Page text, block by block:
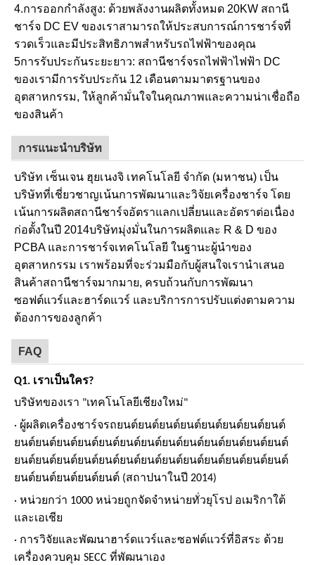
4.การออกกําลังสูง: ด้วยพลังงานผลิตทั้งหมด 20KW สถานี
ชาร์จ DC EV ของเราสามารถให้ประสบการณ์การชาร์จที่
รวดเร็วและมีประสิทธิภาพสําหรับรถไฟฟ้าของคุณ
5การรับประกันระยะยาว: สถานีชาร์จรถไฟฟ้าไฟฟ้า DC
ของเรามีการรับประกัน 12 เดือนตามมาตรฐานของ
อุตสาหกรรม, ให้ลูกค้ามั่นใจในคุณภาพและความน่าเชื่อถือ
ของสินค้า
การแนะนําบริษัท
บริษัท เซ็นเจน ฮุยเนงจิ เทคโนโลยี จํากัด (มหาชน) เป็น
บริษัทที่เชี่ยวชาญเน้นการพัฒนาและวิจัยเครื่องชาร์จ โดย
เน้นการผลิตสถานีชาร์จอัตราแลกเปลี่ยนและอัตราต่อเนื่อง
ก่อตั้งในปี 2014บริษัทมุ่งมั่นในการผลิตและ R & D ของ
PCBA และการชาร์จเทคโนโลยี ในฐานะผู้นําของ
อุตสาหกรรม เราพร้อมที่จะร่วมมือกับผู้สนใจเรานําเสนอ
สินค้าสถานีชาร์จมากมาย, ครบถ้วนกับการพัฒนา
ซอฟต์แวร์และฮาร์ดแวร์ และบริการการปรับแต่งตามความ
ต้องการของลูกค้า
FAQ
Q1. เราเป็นใคร?
บริษัทของเรา "เทคโนโลยีเชียงใหม่"
· ผู้ผลิตเครื่องชาร์จรถยนต์ยนต์ยนต์ยนต์ยนต์ยนต์ยนต์ยนต์
ยนต์ยนต์ยนต์ยนต์ยนต์ยนต์ยนต์ยนต์ยนต์ยนต์ยนต์ยนต์ยนต์
ยนต์ยนต์ยนต์ยนต์ยนต์ยนต์ยนต์ยนต์ยนต์ยนต์ยนต์ยนต์ยนต์
ยนต์ยนต์ยนต์ยนต์ยนต์ (สถาปนาในปี 2014)
· หน่วยกว่า 1000 หน่วยถูกจัดจําหน่ายทั่วยุโรป อเมริกาใต้
และเอเชีย
· การวิจัยและพัฒนาฮาร์ดแวร์และซอฟต์แวร์ที่อิสระ ด้วย
เครื่องควบคุม SECC ที่พัฒนาเอง